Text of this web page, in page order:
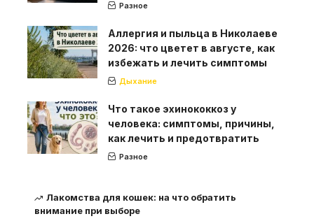
Разное
Аллергия и пыльца в Николаеве
2026: что цветет в августе, как
избежать и лечить симптомы
Дыхание
Что такое эхинококкоз у
человека: симптомы, причины,
как лечить и предотвратить
Разное
Лакомства для кошек: на что обратить
внимание при выборе